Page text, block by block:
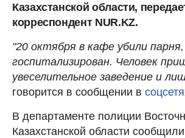
Казахстанской области,
корреспондент NUR.KZ.
"20 октября в кафе убили
госпитализирован. Человек
увеселительное заведение и
говорится в сообщении в
В департаменте полиции
Казахстанской области